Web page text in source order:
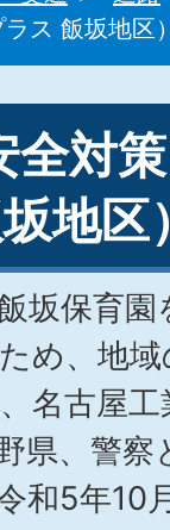
ス 飯坂地区
全対
地区
坂保育
め、地
名古屋
県、警
和5年10